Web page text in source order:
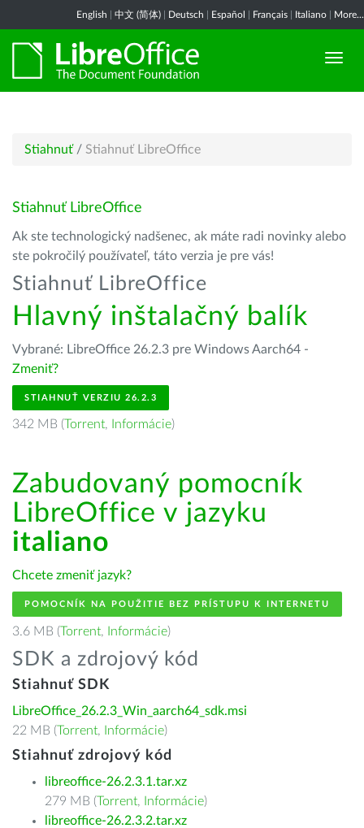
English 中文 (简体) Deutsch Español Français Italiano More...
Stiahnuť / Stiahnuť LibreOffice
Stiahnuť LibreOffice
Ak ste technologický nadšenec, ak máte radi novinky alebo
ste pokročilý používateľ, táto verzia je pre vás!
Stiahnuť LibreOffice
Hlavný inštalačný balík
Vybrané: LibreOffice 26.2.3 pre Windows Aarch64 -
Zmeniť?
STIAHNUŤ VERZIU 26.2.3
342 MB (Torrent, Informácie)
Zabudovaný pomocník
LibreOffice v jazyku
italiano
Chcete zmeniť jazyk?
POMOCNÍK NA POUŽITIE BEZ PRÍSTUPU K INTERNETU
3.6 MB (Torrent, Informácie)
SDK a zdrojový kód
Stiahnuť SDK
LibreOffice_26.2.3_Win_aarch64_sdk.msi
22 MB (Torrent, Informácie)
Stiahnuť zdrojový kód
libreoffice-26.2.3.1.tar.xz
279 MB (Torrent, Informácie)
libreoffice-26.2.3.2.tar.xz